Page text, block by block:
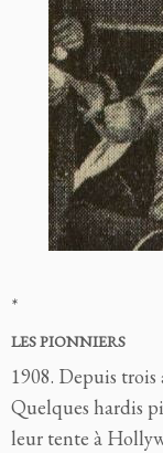
*
LES PIONNIERS
1908. Depuis trois
Quelques hardis
leur tente à